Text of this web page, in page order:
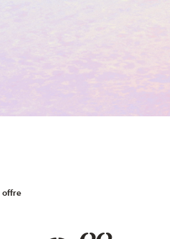
offre